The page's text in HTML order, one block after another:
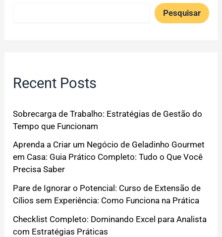
Pesquisar
Recent Posts
Sobrecarga de Trabalho: Estratégias de Gestão do
Tempo que Funcionam
Aprenda a Criar um Negócio de Geladinho Gourmet
em Casa: Guia Prático Completo: Tudo o Que Você
Precisa Saber
Pare de Ignorar o Potencial: Curso de Extensão de
Cílios sem Experiência: Como Funciona na Prática
Checklist Completo: Dominando Excel para Analista
com Estratégias Práticas